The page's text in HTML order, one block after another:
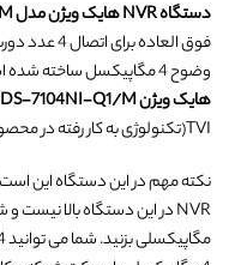
دستگاه NVR هایک ویژن مدل DS-7104NI-Q1/M
فوق العاده
وضوح 4 مگاپیکسل ساخته شده است. در نظر داشته باشید به این
هایک ویژن DS-7104NI-Q1/M
TVI(تکنولوژی به کار رفته در محصولات هایک ویژن) متصل کنید.
نکته مهم در این دستگاه این